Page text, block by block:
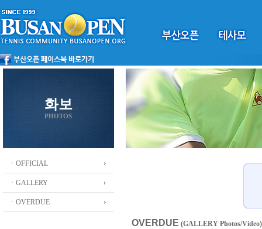
화보
PHOTOS
ㆍOFFICIAL
ㆍGALLERY
ㆍOVERDUE
OVERDUE (GALLERY Photos/Video)